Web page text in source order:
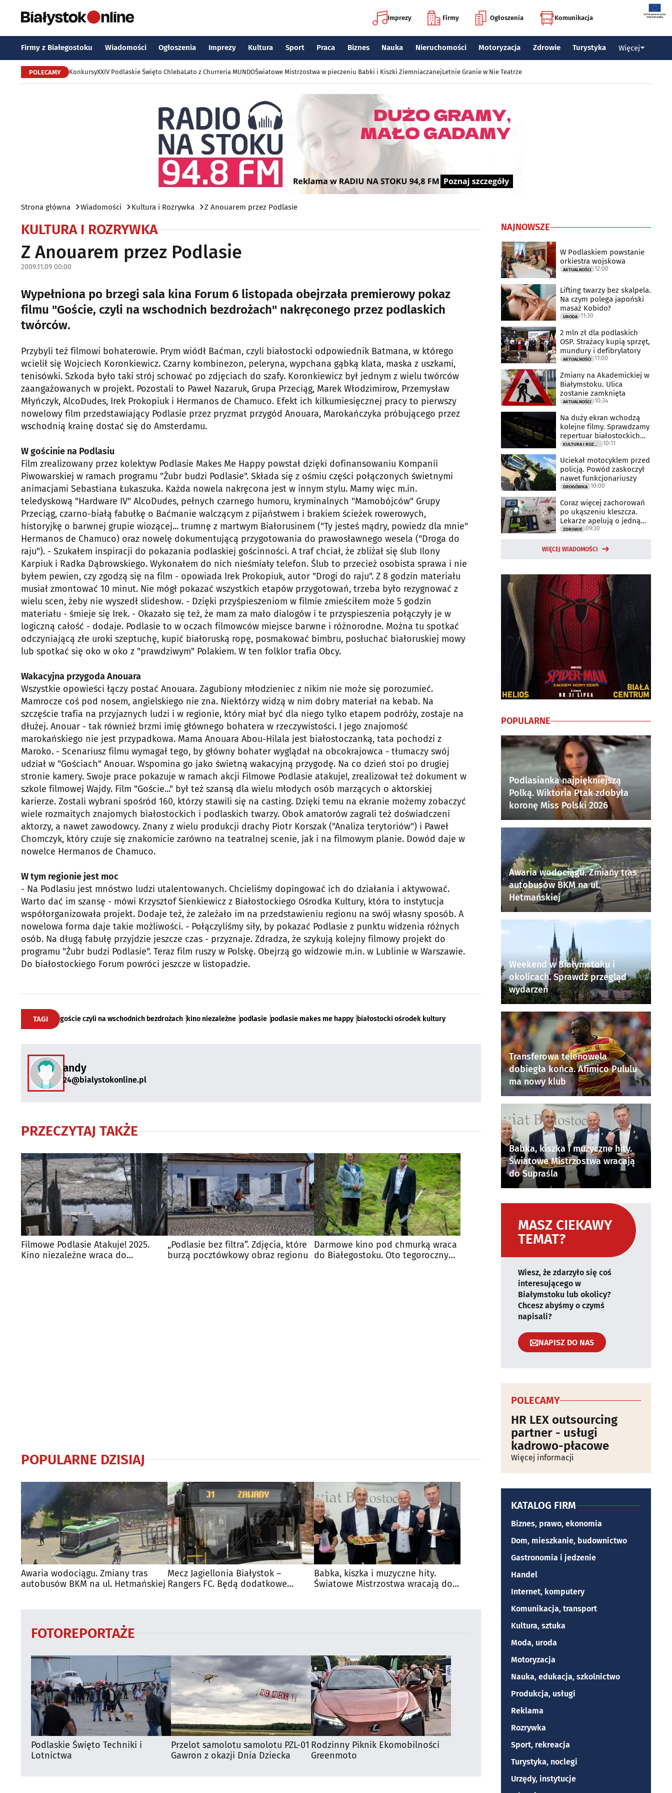
Imprezy Firmy Ogłoszenia Komunikacja
Firmy z Białegostoku Wiadomości Ogłoszenia Imprezy Kultura Sport Praca Biznes Nauka Nieruchomości Motoryzacja Zdrowie Turystyka Więcej
POLECAMY KonkursyXXIV Podlaskie Święto ChlebaLato z Churreria MUNDOŚwiatowe Mistrzostwa w pieczeniu Babki i Kiszki ZiemniaczanejLetnie Granie w Nie Teatrze
Strona główna Wiadomości Kultura i Rozrywka Z Anouarem przez Podlasie
KULTURA I ROZRYWKA
Z Anouarem przez Podlasie
2009.11.09 00:00
Wypełniona po brzegi sala kina Forum 6 listopada obejrzała premierowy pokaz
filmu "Goście, czyli na wschodnich bezdrożach" nakręconego przez podlaskich
twórców.
Przybyli też filmowi bohaterowie. Prym wiódł Baćman, czyli białostocki odpowiednik Batmana, w którego
wcielił się Wojciech Koronkiewicz. Czarny kombinezon, peleryna, wypchana gąbką klata, maska z uszkami,
tenisówki. Szkoda było taki strój schować po zdjęciach do szafy. Koronkiewicz był jednym z wielu twórców
zaangażowanych w projekt. Pozostali to Paweł Nazaruk, Grupa Przeciąg, Marek Włodzimirow, Przemysław
Młyńczyk, AlcoDudes, Irek Prokopiuk i Hermanos de Chamuco. Efekt ich kilkumiesięcznej pracy to pierwszy
nowelowy film przedstawiający Podlasie przez pryzmat przygód Anouara, Marokańczyka próbującego przez
wschodnią krainę dostać się do Amsterdamu.
W gościnie na Podlasiu
Film zrealizowany przez kolektyw Podlasie Makes Me Happy powstał dzięki dofinansowaniu Kompanii
Piwowarskiej w ramach programu "Żubr budzi Podlasie". Składa się z ośmiu części połączonych świetnymi
animacjami Sebastiana Łukaszuka. Każda nowela nakręcona jest w innym stylu. Mamy więc m.in.
teledyskową "Hardware IV" AlcoDudes, pełnych czarnego humoru, kryminalnych "Mamobójców" Grupy
Przeciąg, czarno-białą fabułkę o Baćmanie walczącym z pijaństwem i brakiem ścieżek rowerowych,
historyjkę o barwnej grupie wiozącej... trumnę z martwym Białorusinem ("Ty jesteś mądry, powiedz dla mnie"
Hermanos de Chamuco) oraz nowelę dokumentującą przygotowania do prawosławnego wesela ("Droga do
raju"). - Szukałem inspiracji do pokazania podlaskiej gościnności. A traf chciał, że zbliżał się ślub Ilony
Karpiuk i Radka Dąbrowskiego. Wykonałem do nich nieśmiały telefon. Ślub to przecież osobista sprawa i nie
byłem pewien, czy zgodzą się na film - opowiada Irek Prokopiuk, autor "Drogi do raju". Z 8 godzin materiału
musiał zmontować 10 minut. Nie mógł pokazać wszystkich etapów przygotowań, trzeba było rezygnować z
wielu scen, żeby nie wyszedł slideshow. - Dzięki przyśpieszeniom w filmie zmieściłem może 5 godzin
materiału - śmieje się Irek. - Okazało się też, że mam za mało dialogów i te przyspieszenia połączyły je w
logiczną całość - dodaje. Podlasie to w oczach filmowców miejsce barwne i różnorodne. Można tu spotkać
odczyniającą złe uroki szeptuchę, kupić białoruską ropę, posmakować bimbru, posłuchać białoruskiej mowy
lub spotkać się oko w oko z "prawdziwym" Polakiem. W ten folklor trafia Obcy.
Wakacyjna przygoda Anouara
Wszystkie opowieści łączy postać Anouara. Zagubiony młodzieniec z nikim nie może się porozumieć.
Mamrocze coś pod nosem, angielskiego nie zna. Niektórzy widzą w nim dobry materiał na kebab. Na
szczęście trafia na przyjaznych ludzi i w regionie, który miał być dla niego tylko etapem podróży, zostaje na
dłużej. Anouar - tak również brzmi imię głównego bohatera w rzeczywistości. I jego znajomość
marokańskiego nie jest przypadkowa. Mama Anouara Abou-Hilala jest białostoczanką, tata pochodzi z
Maroko. - Scenariusz filmu wymagał tego, by główny bohater wyglądał na obcokrajowca - tłumaczy swój
udział w "Gościach" Anouar. Wspomina go jako świetną wakacyjną przygodę. Na co dzień stoi po drugiej
stronie kamery. Swoje prace pokazuje w ramach akcji Filmowe Podlasie atakuje!, zrealizował też dokument w
szkole filmowej Wajdy. Film "Goście..." był też szansą dla wielu młodych osób marzących o aktorskiej
karierze. Zostali wybrani spośród 160, którzy stawili się na casting. Dzięki temu na ekranie możemy zobaczyć
wiele rozmaitych znajomych białostockich i podlaskich twarzy. Obok amatorów zagrali też doświadczeni
aktorzy, a nawet zawodowcy. Znany z wielu produkcji drachy Piotr Korszak ("Analiza terytoriów") i Paweł
Chomczyk, który czuje się znakomicie zarówno na teatralnej scenie, jak i na filmowym planie. Dowód daje w
nowelce Hermanos de Chamuco.
W tym regionie jest moc
- Na Podlasiu jest mnóstwo ludzi utalentowanych. Chcieliśmy dopingować ich do działania i aktywować.
Warto dać im szansę - mówi Krzysztof Sienkiewicz z Białostockiego Ośrodka Kultury, która to instytucja
współorganizowała projekt. Dodaje też, że zależało im na przedstawieniu regionu na swój własny sposób. A
nowelowa forma daje takie możliwości. - Połączyliśmy siły, by pokazać Podlasie z punktu widzenia różnych
osób. Na długą fabułę przyjdzie jeszcze czas - przyznaje. Zdradza, że szykują kolejny filmowy projekt do
programu "Żubr budzi Podlasie". Teraz film ruszy w Polskę. Obejrzą go widzowie m.in. w Lublinie w Warszawie.
Do białostockiego Forum powróci jeszcze w listopadzie.
TAGI goście czyli na wschodnich bezdrożach kino niezależne podlasie podlasie makes me happy białostocki ośrodek kultury
andy
24@bialystokonline.pl
PRZECZYTAJ TAKŻE
Filmowe Podlasie Atakuje! 2025.
Kino niezależne wraca do
„Podlasie bez filtra”. Zdjęcia, które
burzą pocztówkowy obraz regionu
Darmowe kino pod chmurką wraca
do Białegostoku. Oto tegoroczny
POPULARNE DZISIAJ
Awaria wodociągu. Zmiany tras
autobusów BKM na ul. Hetmańskiej
Mecz Jagiellonia Białystok –
Rangers FC. Będą dodatkowe
Babka, kiszka i muzyczne hity.
Światowe Mistrzostwa wracają do
FOTOREPORTAŻE
Podlaskie Święto Techniki i
Lotnictwa
Przelot samolotu samolotu PZL-01
Gawron z okazji Dnia Dziecka
Rodzinny Piknik Ekomobilności
Greenmoto
NAJNOWSZE
W Podlaskiem powstanie
orkiestra wojskowa
AKTUALNOŚCI 12:00
Lifting twarzy bez skalpela.
Na czym polega japoński
masaż Kobido?
URODA 11:30
2 mln zł dla podlaskich
OSP. Strażacy kupią sprzęt,
mundury i defibrylatory
AKTUALNOŚCI 11:00
Zmiany na Akademickiej w
Białymstoku. Ulica
zostanie zamknięta
AKTUALNOŚCI 10:34
Na duży ekran wchodzą
kolejne filmy. Sprawdzamy
repertuar białostockich
kin
10:11
Uciekał motocyklem przed
policją. Powód zaskoczył
nawet funkcjonariuszy
DROGÓWKA 10:00
Coraz więcej zachorowań
po ukąszeniu kleszcza.
Lekarze apelują o jedną
rzecz
ZDROWIE 09:30
WIĘCEJ WIADOMOŚCI
POPULARNE
Podlasianka najpiękniejszą
Polką. Wiktoria Ptak zdobyła
koronę Miss Polski 2026
Awaria wodociągu. Zmiany tras
autobusów BKM na ul.
Hetmańskiej
Weekend w Białymstoku i
okolicach. Sprawdź przegląd
wydarzeń
Transferowa telenowela
dobiegła końca. Afimico Pululu
ma nowy klub
Babka, kiszka i muzyczne hity.
Światowe Mistrzostwa wracają
do Supraśla
MASZ CIEKAWY
TEMAT?
Wiesz, że zdarzyło się coś
interesującego w
Białymstoku lub okolicy?
Chcesz abyśmy o czymś
napisali?
NAPISZ DO NAS
POLECAMY
HR LEX outsourcing
partner - usługi
kadrowo-płacowe
Więcej informacji
KATALOG FIRM
Biznes, prawo, ekonomia
Dom, mieszkanie, budownictwo
Gastronomia i jedzenie
Handel
Internet, komputery
Komunikacja, transport
Kultura, sztuka
Moda, uroda
Motoryzacja
Nauka, edukacja, szkolnictwo
Produkcja, usługi
Reklama
Rozrywka
Sport, rekreacja
Turystyka, noclegi
Urzędy, instytucje